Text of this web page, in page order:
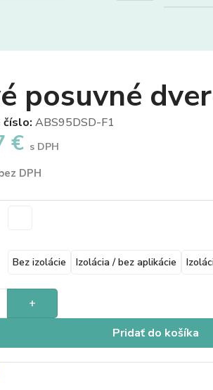
posuvné
číslo: ABS95DSD-F1
€ s DPH
DPH
Bez izolácie Izolácia / bez aplikácie
+
Pridať do košíka